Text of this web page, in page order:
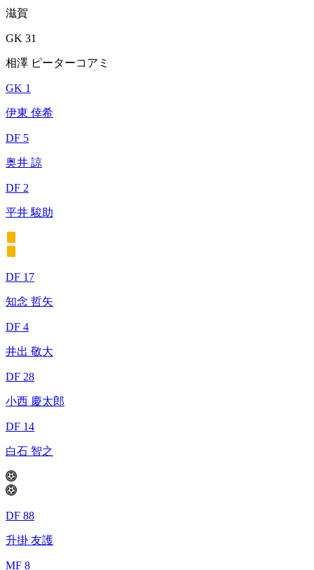
滋賀
GK 31
相澤 ピーターコアミ
GK 1
伊東 倖希
DF 5
奥井 諒
DF 2
平井 駿助
DF 17
知念 哲矢
DF 4
井出 敬大
DF 28
小西 慶太郎
DF 14
白石 智之
DF 88
升掛 友護
MF 8